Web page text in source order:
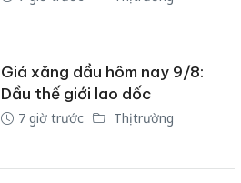
Giá xăng dầu hôm nay 9/8:
Dầu thế giới lao dốc
7 giờ trước Thị trường